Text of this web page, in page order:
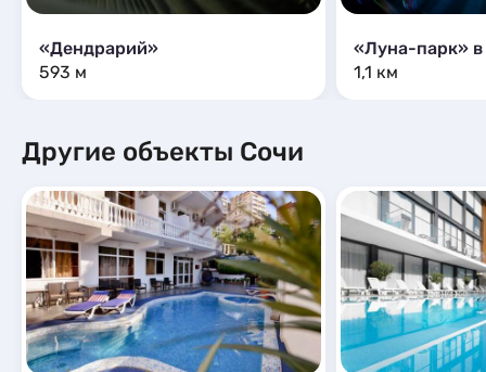
«Дендрарий»
593 м
«Луна-парк» в
1,1 км
Другие объекты Сочи